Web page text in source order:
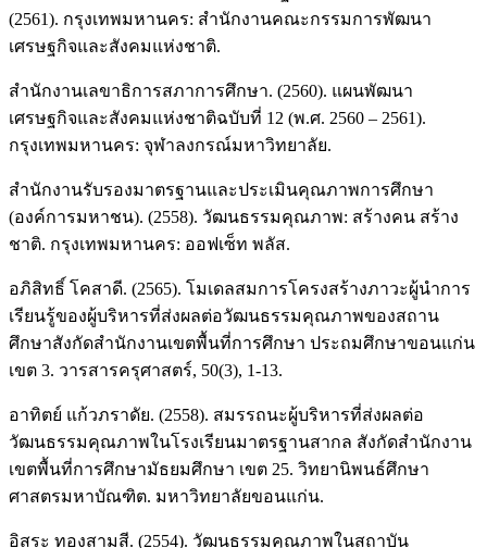
(2561). กรุงเทพมหานคร: สำนักงานคณะกรรมการพัฒนา
เศรษฐกิจและสังคมแห่งชาติ.
สำนักงานเลขาธิการสภาการศึกษา. (2560). แผนพัฒนา
เศรษฐกิจและสังคมแห่งชาติฉบับที่ 12 (พ.ศ. 2560 – 2561).
กรุงเทพมหานคร: จุฬาลงกรณ์มหาวิทยาลัย.
สำนักงานรับรองมาตรฐานและประเมินคุณภาพการศึกษา
(องค์การมหาชน). (2558). วัฒนธรรมคุณภาพ: สร้างคน สร้าง
ชาติ. กรุงเทพมหานคร: ออฟเซ็ท พลัส.
อภิสิทธิ์ โคสาดี. (2565). โมเดลสมการโครงสร้างภาวะผู้นำการ
เรียนรู้ของผู้บริหารที่ส่งผลต่อวัฒนธรรมคุณภาพของสถาน
ศึกษาสังกัดสำนักงานเขตพื้นที่การศึกษา ประถมศึกษาขอนแก่น
เขต 3. วารสารครุศาสตร์, 50(3), 1-13.
อาทิตย์ แก้วภราดัย. (2558). สมรรถนะผู้บริหารที่ส่งผลต่อ
วัฒนธรรมคุณภาพในโรงเรียนมาตรฐานสากล สังกัดสำนักงาน
เขตพื้นที่การศึกษามัธยมศึกษา เขต 25. วิทยานิพนธ์ศึกษา
ศาสตรมหาบัณฑิต. มหาวิทยาลัยขอนแก่น.
อิสระ ทองสามสี. (2554). วัฒนธรรมคุณภาพในสถาบัน